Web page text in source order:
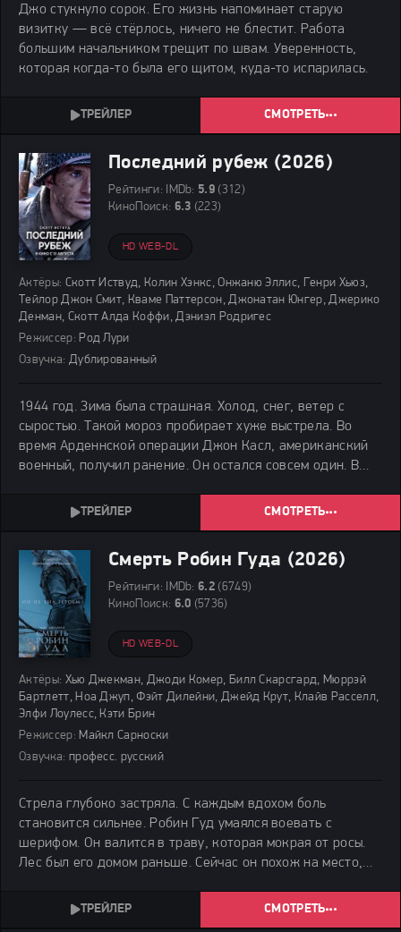
Джо стукнуло сорок. Его жизнь напоминает старую
визитку — всё стёрлось, ничего не блестит. Работа
большим начальником трещит по швам. Уверенность,
которая когда-то была его щитом, куда-то испарилась.
СМОТРЕТЬ
Последний рубеж (2026)
Рейтинги: IMDb: 5.9 (312)
КиноПоиск: 6.3 (223)
HD WEB-DL
Актёры: Скотт Иствуд, Колин Хэнкс, Онжаню Эллис, Генри Хьюз,
Тейлор Джон Смит, Кваме Паттерсон, Джонатан Юнгер, Джерико
Денман, Скотт Алда Коффи, Дэниэл Родригес
Режиссер: Род Лури
Озвучка: Дублированный
1944 год. Зима была страшная. Холод, снег, ветер с
сыростью. Такой мороз пробирает хуже выстрела. Во
время Арденнской операции Джон Касл, американский
военный, получил ранение. Он остался совсем один. В
хозяйничали немцы.
СМОТРЕТЬ
Смерть Робин Гуда (2026)
Рейтинги: IMDb:6.2 (6749)
КиноПоиск: 6.0 (5736)
HD WEB-DL
Актёры: Хью Джекман, Джоди Комер, Билл Скарсгард, Мюррэй
Бартлетт, Ноа Джуп, Фэйт Дилейни, Джейд Крут, Клайв Расселл,
Элфи Лоулесс, Кэти Брин
Режиссер: Майкл Сарноски
Озвучка: професс. русский
Стрела глубоко застряла. С каждым вдохом боль
становится сильнее. Робин Гуд умаялся воевать с
шерифом. Он валится в траву, которая мокрая от росы.
Лес был его домом раньше. Сейчас он похож на место,
СМОТРЕТЬ